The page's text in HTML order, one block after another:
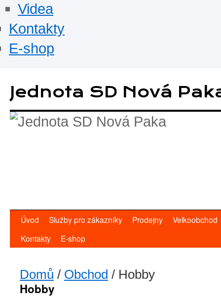
Videa
Kontakty
E-shop
obsahu
webu
Jednota SD Nová
Úvod Služby pro zákazníky Prodejny
Velkoobchod
Kontakty
E-shop
Domů / Obchod / Hobby
Hobby